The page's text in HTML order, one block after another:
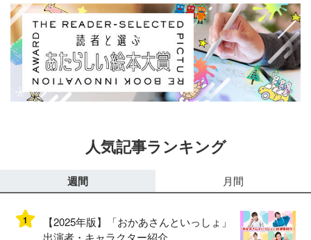
人気記事ランキング
週間 月間
1
【2025年版】「おかあさんといっしょ」
出演者・キャラクター紹介